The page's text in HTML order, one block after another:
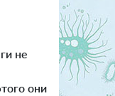
не
они